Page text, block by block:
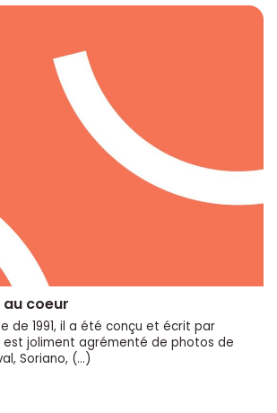
coeur
de 1991, il a été conçu et écrit par
est joliment agrémenté de photos de
Soriano, (…)